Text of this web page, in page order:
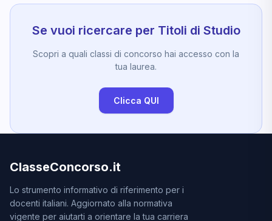
Se vuoi ricercare per Titoli di Studio
Scopri a quali classi di concorso hai accesso con la
tua laurea.
Clicca QUI
ClasseConcorso.it
Lo strumento informativo di riferimento per i
docenti italiani. Aggiornato alla normativa
vigente per aiutarti a orientare la tua carriera